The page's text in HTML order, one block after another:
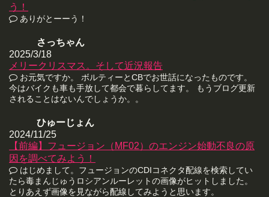
う！
ありがとーーう！
さっちゃん
2025/3/18
メリークリスマス。そして近況報告
お元気ですか。 ボルティーとCBでお世話になったものです。
今はバイクも車も手放して都会で暮らしてます。 もうブログ更新
されることはないんでしょうか。。
ひゅーじょん
2024/11/25
【前編】フュージョン（MF02）のエンジン始動不良の原
因を調べてみよう！
はじめまして。フュージョンのCDIコネクタ配線を検索してい
たら毒まんじゅうロシアンルーレットの画像がヒットしました。
とりあえず画像を見ながら配線してみようと思います。